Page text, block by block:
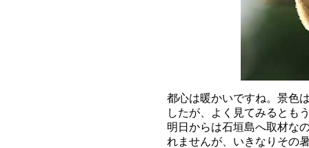
都心は暖かいですね。景色
したが、よく見てみるとも
明日からは石垣島へ取材な
れませんが、いきなりその